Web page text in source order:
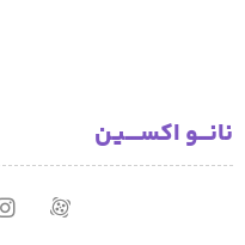
نانـــو اکســــیـن